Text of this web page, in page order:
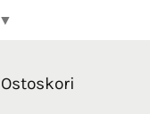
▼
Ostoskori